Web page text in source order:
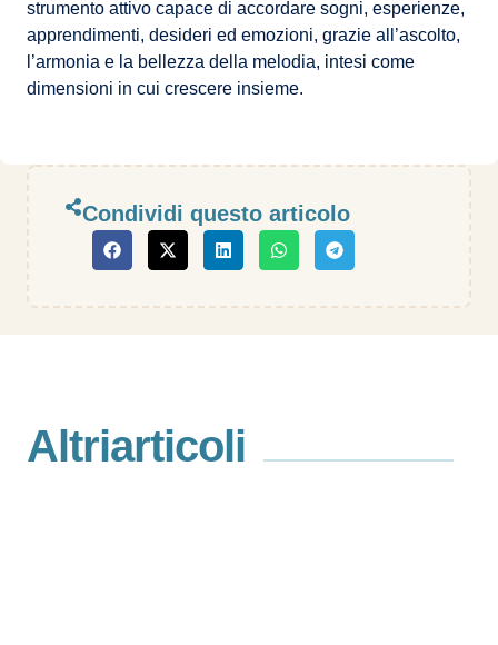
strumento attivo capace di accordare sogni, esperienze,
apprendimenti, desideri ed emozioni, grazie all’ascolto,
l’armonia e la bellezza della melodia, intesi come
dimensioni in cui crescere insieme.
Condividi questo articolo
Altriarticoli